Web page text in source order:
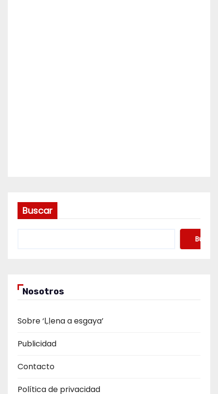
Buscar
Buscar
Nosotros
Sobre ‘Ḷḷena a esgaya’
Publicidad
Contacto
Política de privacidad